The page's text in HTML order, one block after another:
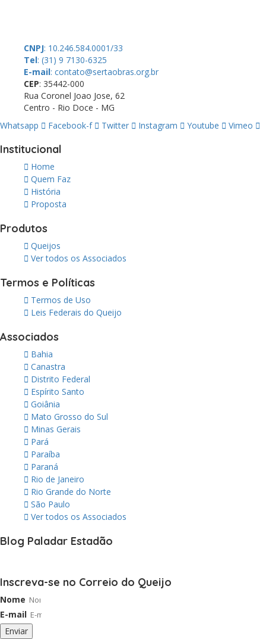
CNPJ: 10.246.584.0001/33
Tel: (31) 9 7130-6325
E-mail: contato@sertaobras.org.br
CEP: 35442-000
Rua Coronel Joao Jose, 62
Centro - Rio Doce - MG
Whatsapp
Facebook-f Twitter Instagram Youtube Vimeo
Institucional
Home
Quem Faz
História
Proposta
Produtos
Queijos
Ver todos os Associados
Termos e Políticas
Termos de Uso
Leis Federais do Queijo
Associados
Bahia
Canastra
Distrito Federal
Espírito Santo
Goiânia
Mato Grosso do Sul
Minas Gerais
Pará
Paraíba
Paraná
Rio de Janeiro
Rio Grande do Norte
São Paulo
Ver todos os Associados
Blog Paladar Estadão
Inscreva-se no Correio do Queijo
Nome
E-mail
Enviar